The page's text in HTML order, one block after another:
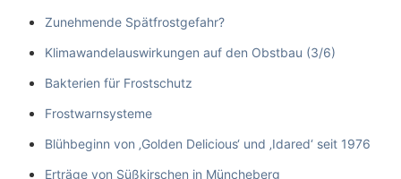
Zunehmende Spätfrostgefahr?
Klimawandelauswirkungen auf den Obstbau (3/6)
Bakterien für Frostschutz
Frostwarnsysteme
Blühbeginn von ‚Golden Delicious‘ und ‚Idared‘ seit 1976
Erträge von Süßkirschen in Müncheberg